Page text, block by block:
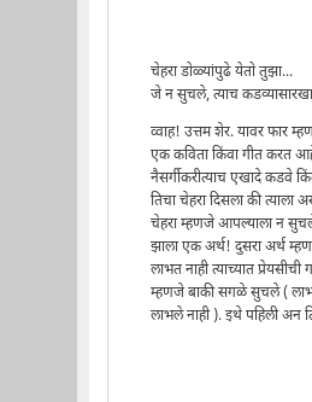
चेहरा डोळ्यांपुढे येतो तुझा...
जे न सुचले, त्याच
व्वाह! उत्तम शेर. यावर फार
एक कविता किंवा गीत करत
नैसर्गीकरीत्याच एखादे कडवे
तिचा चेहरा दिसला की त्याला
चेहरा म्हणजे आपल्याला न
झाला एक अर्थ! दुसरा अर्थ
लाभत नाही त्याच्यात
म्हणजे बाकी सगळे सुचले (
लाभले नाही ). इथे पहिली अन